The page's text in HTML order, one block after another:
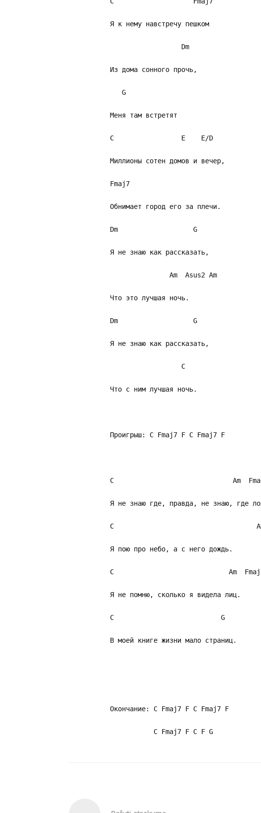
Я к нему навстречу пешком
Dm
Из дома сонного прочь,
G
Меня там встретят
C E E/D
Миллионы сотен домов и вечер,
Fmaj7
Обнимает город его за плечи.
Dm G
Я не знаю как рассказать,
Am Asus2 Am
Что это лучшая ночь.
Dm G
Я не знаю как рассказать,
C
Что с ним лучшая ночь.
Проигрыш: C Fmaj7 F C Fmaj7 F
C Am
Я не знаю где, правда, не знаю, где
C Am
Я пою про небо, а с него дождь.
C Am
Я не помню, сколько я видела лиц.
C G
В моей книге жизни мало страниц.
Окoнчание: C Fmaj7 F C Fmaj7 F
C Fmaj7 F C F G